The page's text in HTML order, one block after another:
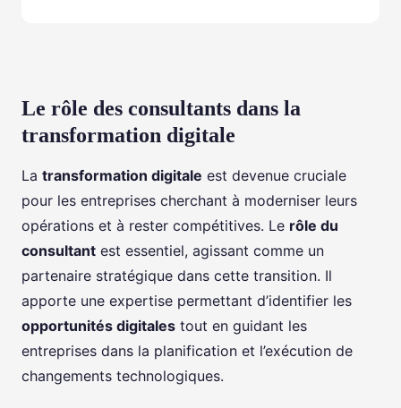
Le rôle des consultants dans la
transformation digitale
La transformation digitale est devenue cruciale
pour les entreprises cherchant à moderniser leurs
opérations et à rester compétitives. Le rôle du
consultant est essentiel, agissant comme un
partenaire stratégique dans cette transition. Il
apporte une expertise permettant d’identifier les
opportunités digitales tout en guidant les
entreprises dans la planification et l’exécution de
changements technologiques.